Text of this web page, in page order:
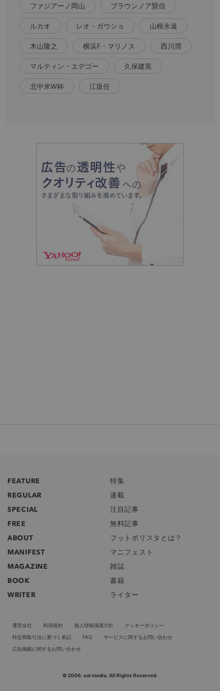
ファジアーノ岡山 ブラウンノア賢信
ルカオ レオ・ガウショ 山根永遠
木山隆之 横浜F・マリノス 西川潤
マルティン・エデゴー 久保建英
北中米W杯 江坂任
FEATURE
特集
REGULAR
連載
SPECIAL
注目記事
FREE
無料記事
ABOUT
フットボリスタとは？
MANIFEST
マニフェスト
MAGAZINE
雑誌
BOOK
書籍
WRITER
ライター
運営会社 利用規約 個人情報保護方針
クッキーポリシー
特定商取引法に基づく表記
FAQ
サービスに関するお問い合わせ
広告掲載に関するお問い合わせ
© 2006. sol media. All Rights Reserved.